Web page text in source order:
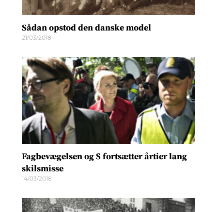
Sådan opstod den danske model
21/03/2018
Fagbevægelsen og S fortsætter årtier lang
skilsmisse
14/03/2018